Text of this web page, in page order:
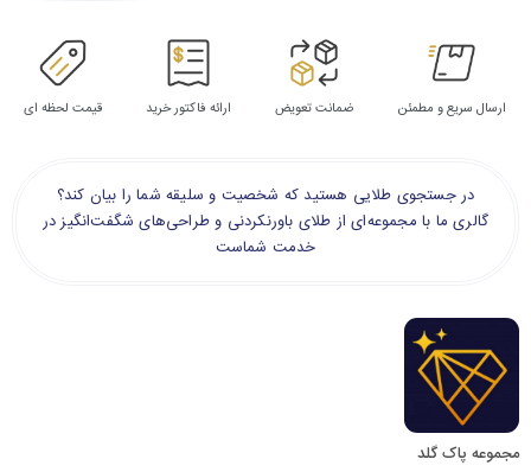
ارسال سریع و مطمئن ضمانت تعویض ارائه فاکتور خرید قیمت لحظه ای
در جستجوی طلایی هستید که شخصیت و سلیقه شما را بیان کند؟
گالری ما با مجموعه‌ای از طلای باورنکردنی و طراحی‌های شگفت‌انگیز در
خدمت شماست
مجموعه پاک گلد